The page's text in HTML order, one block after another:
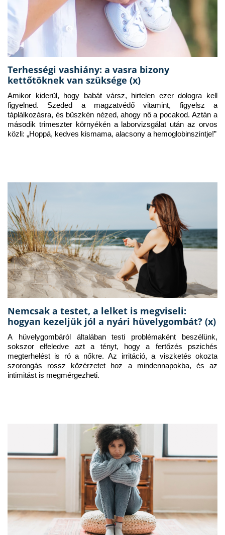
Terhességi vashiány: a vasra bizony
kettőtöknek van szüksége (x)
Amikor kiderül, hogy babát vársz, hirtelen ezer dologra kell
figyelned. Szeded a magzatvédő vitamint, figyelsz a
táplálkozásra, és büszkén nézed, ahogy nő a pocakod. Aztán a
második trimeszter környékén a laborvizsgálat után az orvos
közli: „Hoppá, kedves kismama, alacsony a hemoglobinszintje!”
Nemcsak a testet, a lelket is megviseli:
hogyan kezeljük jól a nyári hüvelygombát? (x)
A hüvelygombáról általában testi problémaként beszélünk,
sokszor elfeledve azt a tényt, hogy a fertőzés pszichés
megterhelést is ró a nőkre. Az irritáció, a viszketés okozta
szorongás rossz közérzetet hoz a mindennapokba, és az
intimitást is megmérgezheti.